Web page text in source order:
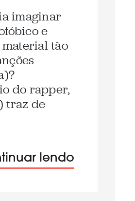
imaginar
e
tão
do rapper,
traz de
lendo